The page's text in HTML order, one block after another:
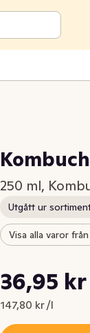
250 ml,
Utgått ur
Visa alla varor
Nuvarande pris
36,95 kr
147,80 kr /l
Styckpris: 147,80